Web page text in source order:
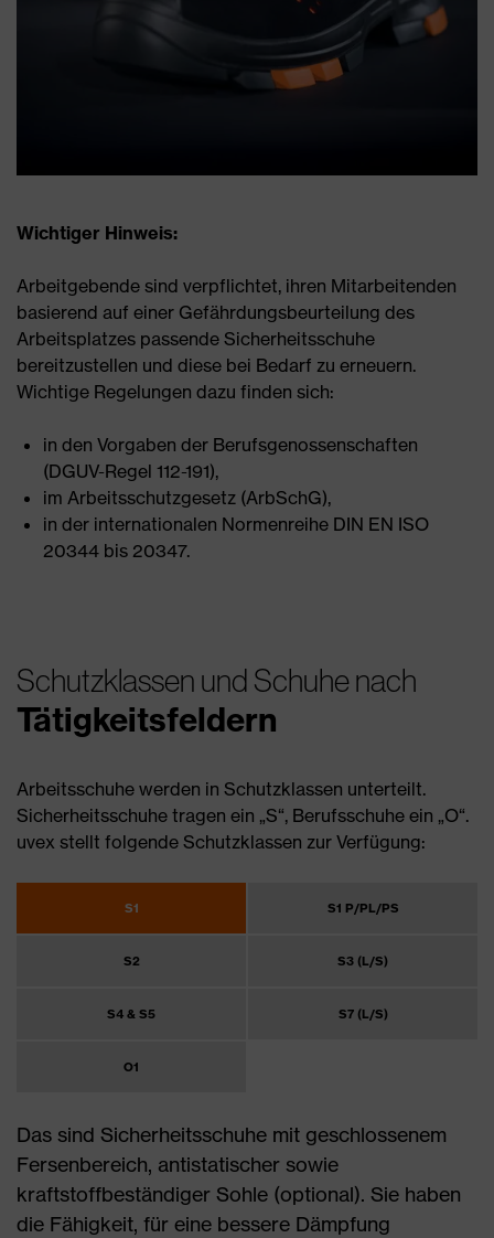
Wichtiger Hinweis:
Arbeitgebende sind verpflichtet, ihren Mitarbeitenden
basierend auf einer Gefährdungsbeurteilung des
Arbeitsplatzes passende Sicherheitsschuhe
bereitzustellen und diese bei Bedarf zu erneuern.
Wichtige Regelungen dazu finden sich:
in den Vorgaben der Berufsgenossenschaften
(DGUV-Regel 112-191),
im Arbeitsschutzgesetz (ArbSchG),
in der internationalen Normenreihe DIN EN ISO
20344 bis 20347.
Schutzklassen und Schuhe nach
Tätigkeitsfeldern
Arbeitsschuhe werden in Schutzklassen unterteilt.
Sicherheitsschuhe tragen ein „S“, Berufsschuhe ein „O“.
uvex stellt folgende Schutzklassen zur Verfügung:
S1 S1 P/PL/PS
S2 S3 (L/S)
S4 & S5 S7 (L/S)
O1
Das sind Sicherheitsschuhe mit geschlossenem
Fersenbereich, antistatischer sowie
kraftstoffbeständiger Sohle (optional). Sie haben
die Fähigkeit, für eine bessere Dämpfung